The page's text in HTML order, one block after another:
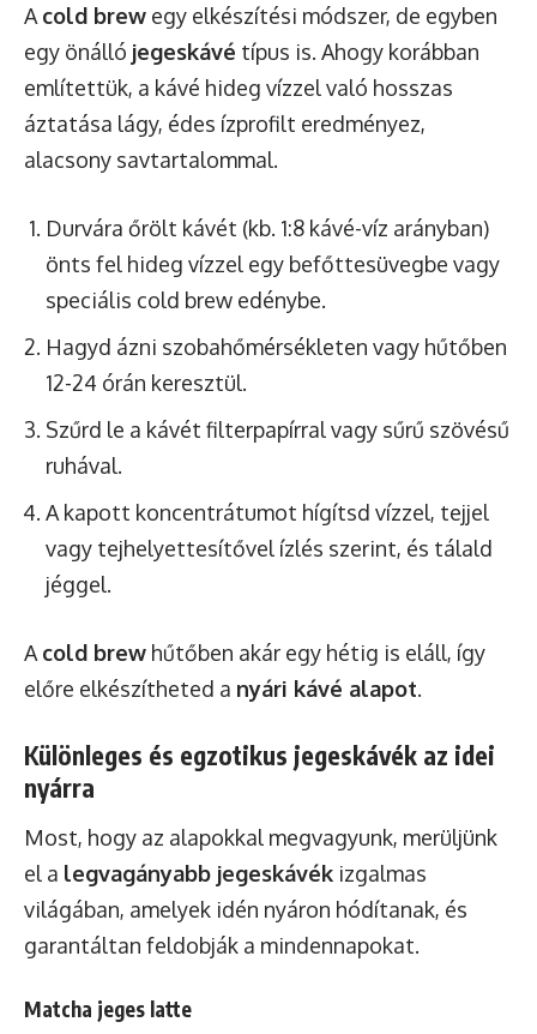
A cold brew egy elkészítési módszer, de egyben
egy önálló jegeskávé típus is. Ahogy korábban
említettük, a kávé hideg vízzel való hosszas
áztatása lágy, édes ízprofilt eredményez,
alacsony savtartalommal.
Durvára őrölt kávét (kb. 1:8 kávé-víz arányban)
önts fel hideg vízzel egy befőttesüvegbe vagy
speciális cold brew edénybe.
Hagyd ázni szobahőmérsékleten vagy hűtőben
12-24 órán keresztül.
Szűrd le a kávét filterpapírral vagy sűrű szövésű
ruhával.
A kapott koncentrátumot hígítsd vízzel, tejjel
vagy tejhelyettesítővel ízlés szerint, és tálald
jéggel.
A cold brew hűtőben akár egy hétig is eláll, így
előre elkészítheted a nyári kávé alapot.
Különleges és egzotikus jegeskávék az idei
nyárra
Most, hogy az alapokkal megvagyunk, merüljünk
el a legvagányabb jegeskávék izgalmas
világában, amelyek idén nyáron hódítanak, és
garantáltan feldobják a mindennapokat.
Matcha jeges latte